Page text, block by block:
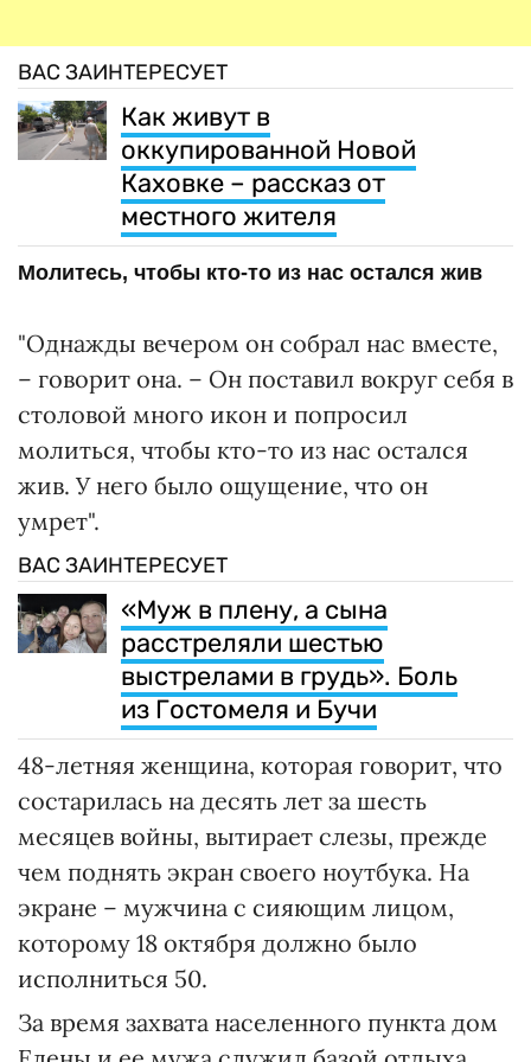
ВАС ЗАИНТЕРЕСУЕТ
Как живут в
оккупированной Новой
Каховке – рассказ от
местного жителя
Молитесь, чтобы кто-то из нас остался жив
"Однажды вечером он собрал нас вместе,
– говорит она. – Он поставил вокруг себя в
столовой много икон и попросил
молиться, чтобы кто-то из нас остался
жив. У него было ощущение, что он
умрет".
ВАС ЗАИНТЕРЕСУЕТ
«Муж в плену, а сына
расстреляли шестью
выстрелами в грудь». Боль
из Гостомеля и Бучи
48-летняя женщина, которая говорит, что
состарилась на десять лет за шесть
месяцев войны, вытирает слезы, прежде
чем поднять экран своего ноутбука. На
экране – мужчина с сияющим лицом,
которому 18 октября должно было
исполниться 50.
За время захвата населенного пункта дом